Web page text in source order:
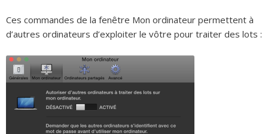
Ces commandes de la fenêtre Mon ordinateur permettent à
d’autres ordinateurs d’exploiter le vôtre pour traiter des lots :